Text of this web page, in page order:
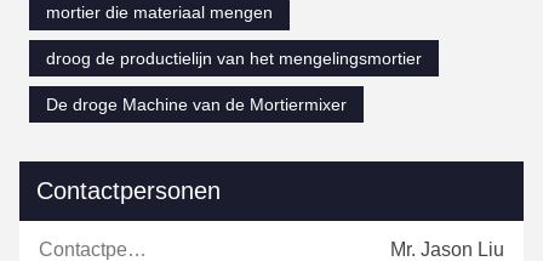
mortier die materiaal mengen
droog de productielijn van het mengelingsmortier
De droge Machine van de Mortiermixer
Contactpersonen
Contactpersonen: Mr. Jason Liu